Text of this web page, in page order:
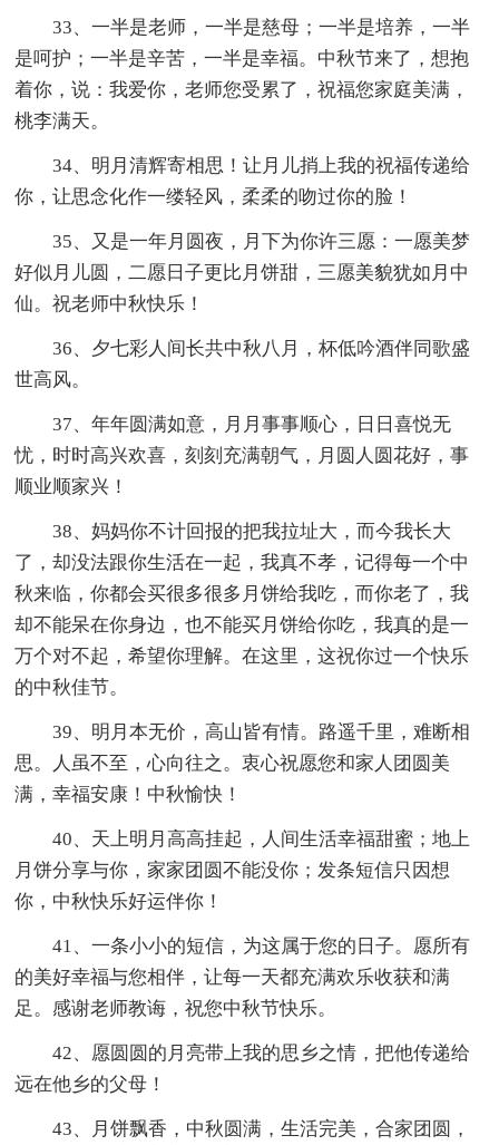
33、一半是老师，一半是慈母；一半是培养，一半
是呵护；一半是辛苦，一半是幸福。中秋节来了，想抱
着你，说：我爱你，老师您受累了，祝福您家庭美满，
桃李满天。
34、明月清辉寄相思！让月儿捎上我的祝福传递给
你，让思念化作一缕轻风，柔柔的吻过你的脸！
35、又是一年月圆夜，月下为你许三愿：一愿美梦
好似月儿圆，二愿日子更比月饼甜，三愿美貌犹如月中
仙。祝老师中秋快乐！
36、夕七彩人间长共中秋八月，杯低吟酒伴同歌盛
世高风。
37、年年圆满如意，月月事事顺心，日日喜悦无
忧，时时高兴欢喜，刻刻充满朝气，月圆人圆花好，事
顺业顺家兴！
38、妈妈你不计回报的把我拉址大，而今我长大
了，却没法跟你生活在一起，我真不孝，记得每一个中
秋来临，你都会买很多很多月饼给我吃，而你老了，我
却不能呆在你身边，也不能买月饼给你吃，我真的是一
万个对不起，希望你理解。在这里，这祝你过一个快乐
的中秋佳节。
39、明月本无价，高山皆有情。路遥千里，难断相
思。人虽不至，心向往之。衷心祝愿您和家人团圆美
满，幸福安康！中秋愉快！
40、天上明月高高挂起，人间生活幸福甜蜜；地上
月饼分享与你，家家团圆不能没你；发条短信只因想
你，中秋快乐好运伴你！
41、一条小小的短信，为这属于您的日子。愿所有
的美好幸福与您相伴，让每一天都充满欢乐收获和满
足。感谢老师教诲，祝您中秋节快乐。
42、愿圆圆的月亮带上我的思乡之情，把他传递给
远在他乡的父母！
43、月饼飘香，中秋圆满，生活完美，合家团圆，